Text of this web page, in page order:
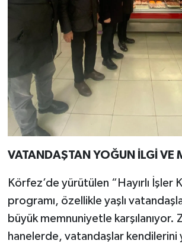
VATANDAŞTAN YOĞUN İLGİ VE
Körfez’de yürütülen “Hayırlı İşler
programı, özellikle yaşlı
büyük memnuniyetle karşılanıyor.
hanelerde, vatandaşlar kendilerini